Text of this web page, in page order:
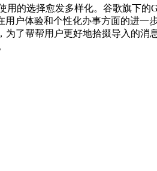
的选择愈发多样化。谷歌旗下的
用户体验和个性化办事方面的进一
了帮帮用户更好地拾掇导入的消